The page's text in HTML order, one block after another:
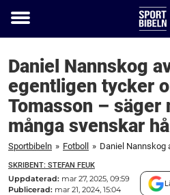
Toggle
Daniel Nannskog
egentligen tycker
Tomasson – säger
många svenskar
Sportbibeln » Fotboll »
SKRIBENT: STEFAN FEUK
Uppdaterad: mar 27, 2025, 09:59
Publicerad: mar 21, 2024, 15:04